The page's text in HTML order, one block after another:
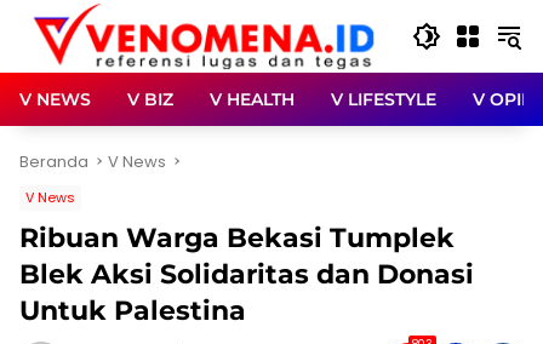
Langsung
konten
V NEWS V BIZ V HEALTH V LIFESTYLE V OPINI
Beranda V News
V News
Ribuan Warga Bekasi Tumplek
Blek Aksi Solidaritas dan Donasi
Untuk Palestina